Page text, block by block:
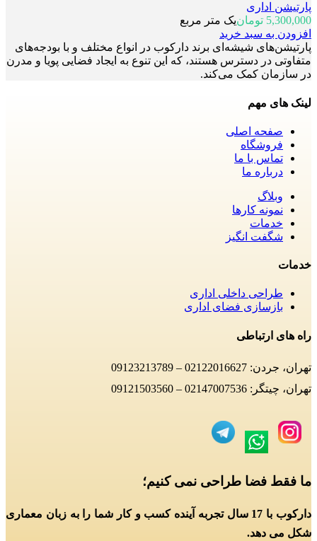
پارتیشن اداری
5,300,000 تومانیک متر مربع
افزودن به سبد خرید
پارتیشن‌های شیشه‌ای برند دارکوب در انواع مختلف و با بودجه‌های
متفاوتی در دسترس هستند، که این تنوع به ایجاد فضایی پویا و مدرن
در سازمان کمک می‌کند.
لینک های مهم
صفحه اصلی
فروشگاه
تماس با ما
درباره ما
وبلاگ
نمونه کارها
خدمات
شگفت انگیز
خدمات
طراحی داخلی اداری
بازسازی فضای اداری
راه های ارتباطی
تهران، جردن: 02122016627 – 09123213789
تهران، چیتگر: 02147007536 – 09121503560
ما فقط فضا طراحی نمی کنیم؛
دارکوب با 17 سال تجربه آینده کسب و کار شما را به زبان معماری
شکل می دهد.